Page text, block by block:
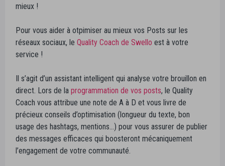
mieux !
Pour vous aider à otpimiser au mieux vos Posts sur les
réseaux sociaux, le Quality Coach de Swello est à votre
service !
Il s’agit d’un assistant intelligent qui analyse votre brouillon en
direct. Lors de la programmation de vos posts, le Quality
Coach vous attribue une note de A à D et vous livre de
précieux conseils d’optimisation (longueur du texte, bon
usage des hashtags, mentions…) pour vous assurer de publier
des messages efficaces qui boosteront mécaniquement
l’engagement de votre communauté.